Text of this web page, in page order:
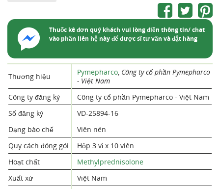
Thuốc kê đơn quý khách vui lòng điền thông tin/ chat
vào phần liên hệ này để dược sĩ tư vấn và đặt hàng
Thương hiệu Pymepharco, Công ty cổ phần Pymepharco
- Việt Nam
Công ty đăng ký
Công ty cổ phần Pymepharco - Việt Nam
Số đăng ký
VD-25894-16
Dạng bào chế
Viên nén
Quy cách đóng gói
Hộp 3 vỉ x 10 viên
Hoạt chất
Methylprednisolone
Xuất xứ
Việt Nam